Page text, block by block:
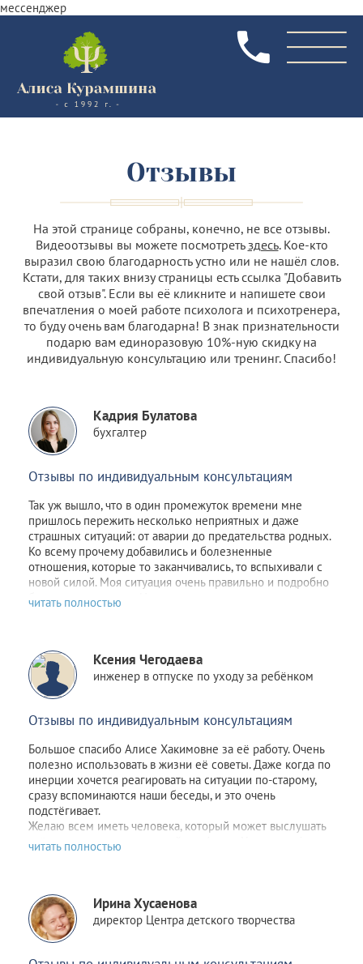
мессенджер
Отзывы
На этой странице собраны, конечно, не все отзывы.
Видеоотзывы вы можете посмотретьздесь. Кое-кто
выразил свою благодарность устно или не нашёл слов.
Кстати, для таких внизу страницы есть ссылка "Добавить
свой отзыв". Если вы её кликните и напишете свои
впечатления о моей работе психолога и психотренера,
то буду очень вам благодарна! В знак признательности
подарю вам единоразовую 10%-ную скидку на
индивидуальную консультацию или тренинг. Спасибо!
Кадрия Булатова
бухгалтер
Отзывы по индивидуальным консультациям
Так уж вышло, что в один промежуток времени мне
пришлось пережить несколько неприятных и даже
страшных ситуаций: от аварии до предательства родных.
Ко всему прочему добавились и болезненные
отношения, которые то заканчивались, то вспыхивали с
новой силой. Моя ситуация очень правильно и подробно
была описаназдесь
силах, обратилась к Алисе.
После консультаций в голове отложились рекомендации
психолога, старалась следовать всем советам, но сердцу
новые отношения прежде любимого человека. Но потом
парней. Как открыла ранее заблокированные страницы.
Как мне стало не совсем безразлично, но значительно
легче. Как мне снова стало нравиться держать кого-то
заруку. И как я начинаю влюбляться неожиданно для
себя:) Спасибо, это очень ценно!
Спустя 8 дней.
безусловного счастья, я увидела определенные
картинки. Из разных лет своей жизни. Но у них было
немного общего. И уж совсем не было объекта моих
Ксения Чегодаева
инженер в отпуске по уходу за ребёнком
Отзывы по индивидуальным консультациям
Большое спасибо Алисе Хакимовне за её работу. Очень
полезно использовать в жизни её советы. Даже когда по
инерции хочется реагировать на ситуации по-старому,
сразу вспоминаются наши беседы, и это очень
подстёгивает.
Желаю всем иметь человека, который может выслушать
всё, а если такого нет, то пойти к Алисе Хакимовне!
Ирина Хусаенова
директор Центра детского творчества